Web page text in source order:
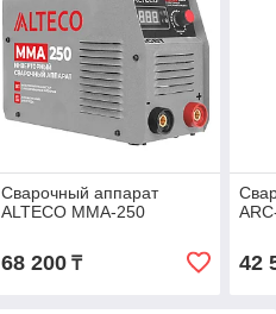
Сварочный аппарат
ALTECO MMA-250
68 200₸ 42